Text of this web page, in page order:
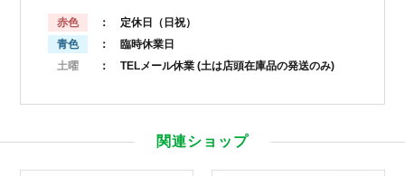
赤色
： 定休日（日祝）
青色
： 臨時休業日
土曜
： TELメール休業 (土は店頭在庫品の発送のみ)
関連ショップ